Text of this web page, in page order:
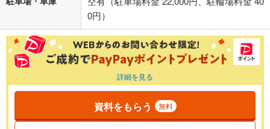
0円）
詳細を見る
資料をもらう 無料